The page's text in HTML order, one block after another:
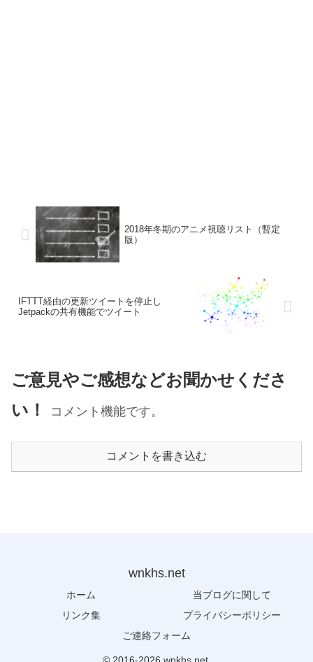
2018年冬期のアニメ視聴リスト（暫定
版）
IFTTT経由の更新ツイートを停止し
Jetpackの共有機能でツイート
ご意見やご感想などお聞かせくださ
い！
コメント機能です。
コメントを書き込む
wnkhs.net
ホーム
当ブログに関して
リンク集
プライバシーポリシー
ご連絡フォーム
© 2016-2026 wnkhs.net.